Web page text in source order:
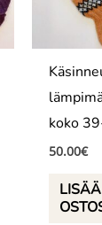
koko
50.00€
LISÄÄ